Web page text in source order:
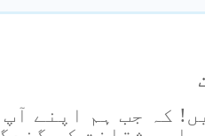
کہ جب ہم اپنے آپ